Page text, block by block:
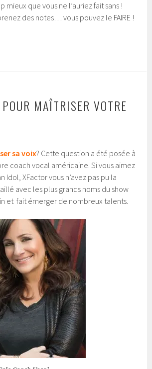
mieux que vous ne l’auriez fait sans !
des notes… vous pouvez le FAIRE !
MAÎTRISER VOTRE
sa voix? Cette question a été posée à
coach vocal américaine. Si vous aimez
Idol, XFactor vous n’avez pas pu la
avec les plus grands noms du show
et fait émerger de nombreux talents.